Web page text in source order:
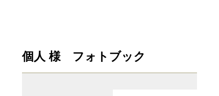
個人 様 フォトブック